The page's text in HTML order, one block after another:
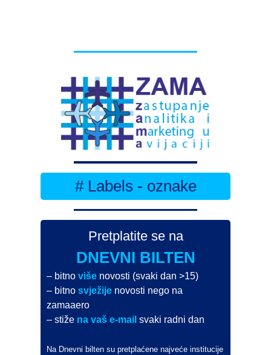
# Labels - oznake
Pretplatite se na
DNEVNI BILTEN
– bitnoviše novosti (svaki dan >15)
– bitnosvježije novosti nego na
zamaaero
– stiže na vaš e-mail svaki radni dan
Na Dnevni bilten su pretplaćene najveće institucije